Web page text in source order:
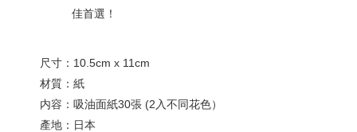
佳首選！
尺寸：10.5cm x 11cm
材質：紙
内容：吸油面紙30張 (2入不同花色）
產地：日本